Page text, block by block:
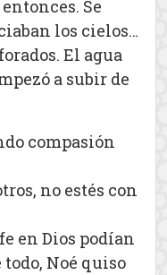
Se
los cielos…
El agua
a subir de
compasión
no estés con
en Dios podían
todo, Noé quiso